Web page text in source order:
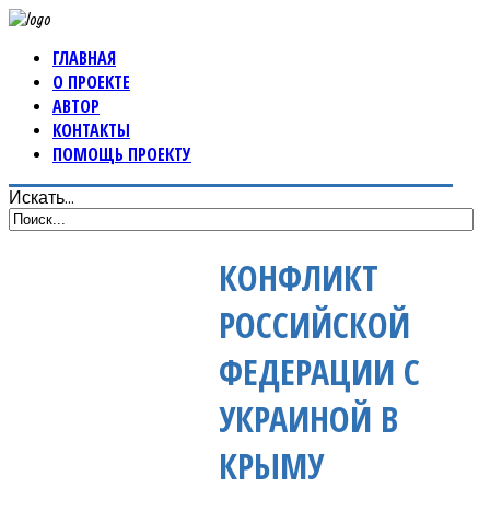
ГЛАВНАЯ
О ПРОЕКТЕ
АВТОР
КОНТАКТЫ
ПОМОЩЬ ПРОЕКТУ
Искать...
КОНФЛИКТ
РОССИЙСКОЙ
ФЕДЕРАЦИИ С
УКРАИНОЙ В
КРЫМУ